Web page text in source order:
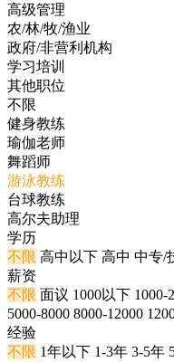
高级管理
农/林/牧/渔业
政府/非营利机构
学习培训
其他职位
不限
健身教练
瑜伽老师
舞蹈师
游泳教练
台球教练
高尔夫助理
学历
不限 高中以下 高中 中专/
薪资
不限 面议 1000以下 1000-
5000-8000 8000-12000
经验
不限 1年以下 1-3年 3-5年